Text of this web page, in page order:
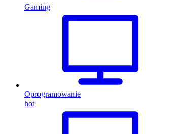
Gaming
Oprogramowanie
hot